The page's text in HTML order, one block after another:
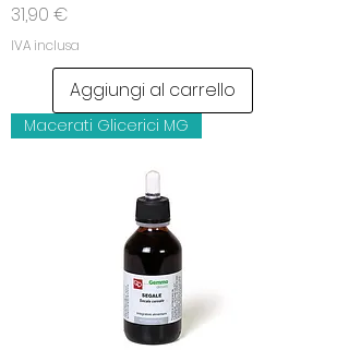
Prezzo
31,90 €
IVA inclusa
Aggiungi al carrello
Macerati Glicerici MG